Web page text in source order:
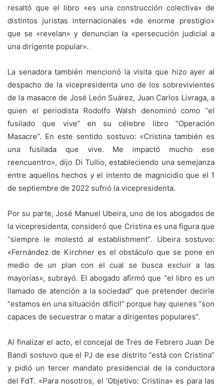
resaltó que el libro «es una construcción colectiva» de
distintos juristas internacionales «de enorme prestigio»
que se «revelan» y denuncian la «persecución judicial a
una dirigente popular».
La senadora también mencionó la visita que hizo ayer al
despacho de la vicepresidenta uno de los sobrevivientes
de la masacre de José León Suárez, Juan Carlos Livraga, a
quien el periodista Rodolfo Walsh denominó como “el
fusilado que vive” en su célebre libro “Operación
Masacre”. En este sentido sostuvo: «Cristina también es
una fusilada que vive. Me impactó mucho ese
reencuentro», dijo Di Tullio, estableciendo una semejanza
entre aquellos hechos y el intento de magnicidio que el 1
de septiembre de 2022 sufrió la vicepresidenta.
Por su parte, José Manuel Ubeira, uno de los abogados de
la vicepresidenta, consideró que Cristina es una figura que
“siempre le molestó al establishment”. Ubeira sostuvo:
«Fernández de Kirchner es el obstáculo que se pone en
medio de un plan con el cual se busca excluir a las
mayorías», subrayó. El abogado afirmó que “el libro es un
llamado de atención a la sociedad” que pretender decirle
“estamos en una situación difícil” porque hay quienes “son
capaces de secuestrar o matar a dirigentes populares”.
Al finalizar el acto, el concejal de Tres de Febrero Juan De
Bandi sostuvo que el PJ de ese distrito “está con Cristina”
y pidió un tercer mandato presidencial de la conductora
del FdT. «Para nosotros, el ‘Objetivo: Cristina» es para las